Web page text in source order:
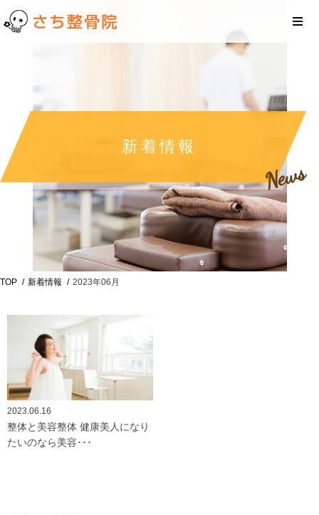
新着情報
News
TOP 新着情報 2023年06月
2023.06.16
整体と美容整体 健康美人になり
たいのなら美容･･･